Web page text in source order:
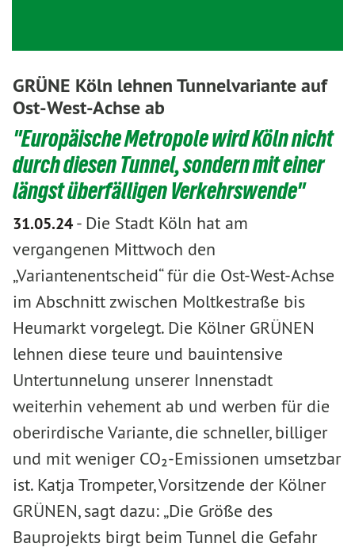
GRÜNE Köln lehnen Tunnelvariante auf
Ost-West-Achse ab
"Europäische Metropole wird Köln nicht
durch diesen Tunnel, sondern mit einer
längst überfälligen Verkehrswende"
31.05.24- Die Stadt Köln hat am
vergangenen Mittwoch den
„Variantenentscheid“ für die Ost-West-Achse
im Abschnitt zwischen Moltkestraße bis
Heumarkt vorgelegt. Die Kölner GRÜNEN
lehnen diese teure und bauintensive
Untertunnelung unserer Innenstadt
weiterhin vehement ab und werben für die
oberirdische Variante, die schneller, billiger
und mit weniger CO₂-Emissionen umsetzbar
ist. Katja Trompeter, Vorsitzende der Kölner
GRÜNEN, sagt dazu: „Die Größe des
Bauprojekts birgt beim Tunnel die Gefahr